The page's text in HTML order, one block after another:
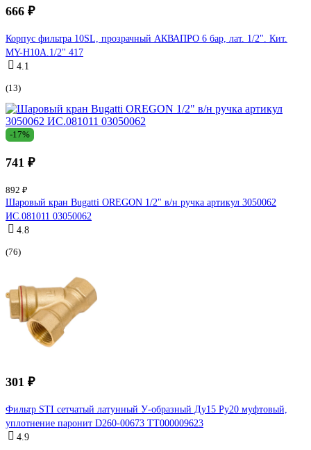
666 ₽
Корпус фильтра 10SL, прозрачный АКВАПРО 6 бар, лат. 1/2". Кит.
MY-H10A.1/2" 417
4.1
(13)
-17%
741 ₽
892 ₽
Шаровый кран Bugatti OREGON 1/2" в/н ручка артикул 3050062
ИС.081011 03050062
4.8
(76)
301 ₽
Фильтр STI сетчатый латунный У-образный Ду15 Ру20 муфтовый,
уплотнение паронит D260-00673 ТТ000009623
4.9